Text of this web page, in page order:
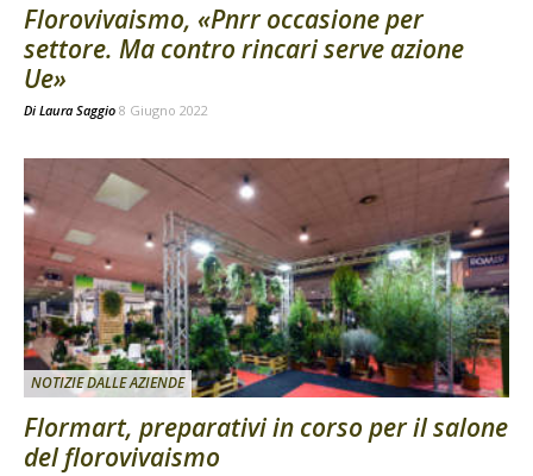
Florovivaismo, «Pnrr occasione per
settore. Ma contro rincari serve azione
Ue»
Di Laura Saggio 8 Giugno 2022
NOTIZIE DALLE AZIENDE
Flormart, preparativi in corso per il salone
del florovivaismo